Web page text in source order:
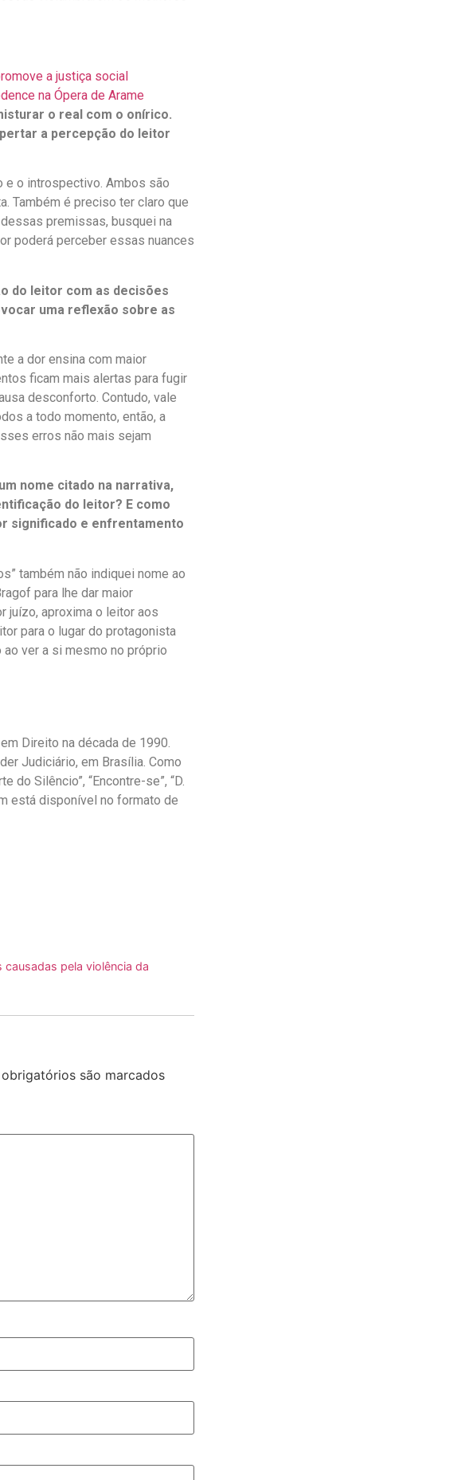
a justiça social
na Ópera de Arame
o real com o onírico.
a percepção do leitor
e o introspectivo. Ambos são
Também é preciso ter claro que
premissas, busquei na
poderá perceber essas nuances
do leitor com as decisões
uma reflexão sobre as
a dor ensina com maior
ficam mais alertas para fugir
desconforto. Contudo, vale
a todo momento, então, a
erros não mais sejam
nome citado na narrativa,
do leitor? E como
significado e enfrentamento
também não indiquei nome ao
para lhe dar maior
juízo, aproxima o leitor aos
para o lugar do protagonista
ao ver a si mesmo no próprio
Direito na década de 1990.
Judiciário, em Brasília. Como
do Silêncio”, “Encontre-se”, “D.
está disponível no formato de
causadas pela violência da
são marcados